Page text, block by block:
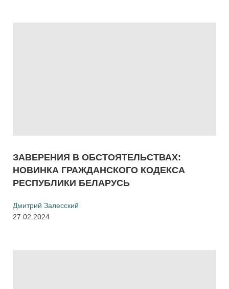
ЗАВЕРЕНИЯ В ОБСТОЯТЕЛЬСТВАХ:
НОВИНКА ГРАЖДАНСКОГО КОДЕКСА
РЕСПУБЛИКИ БЕЛАРУСЬ
Дмитрий Залесский
27.02.2024